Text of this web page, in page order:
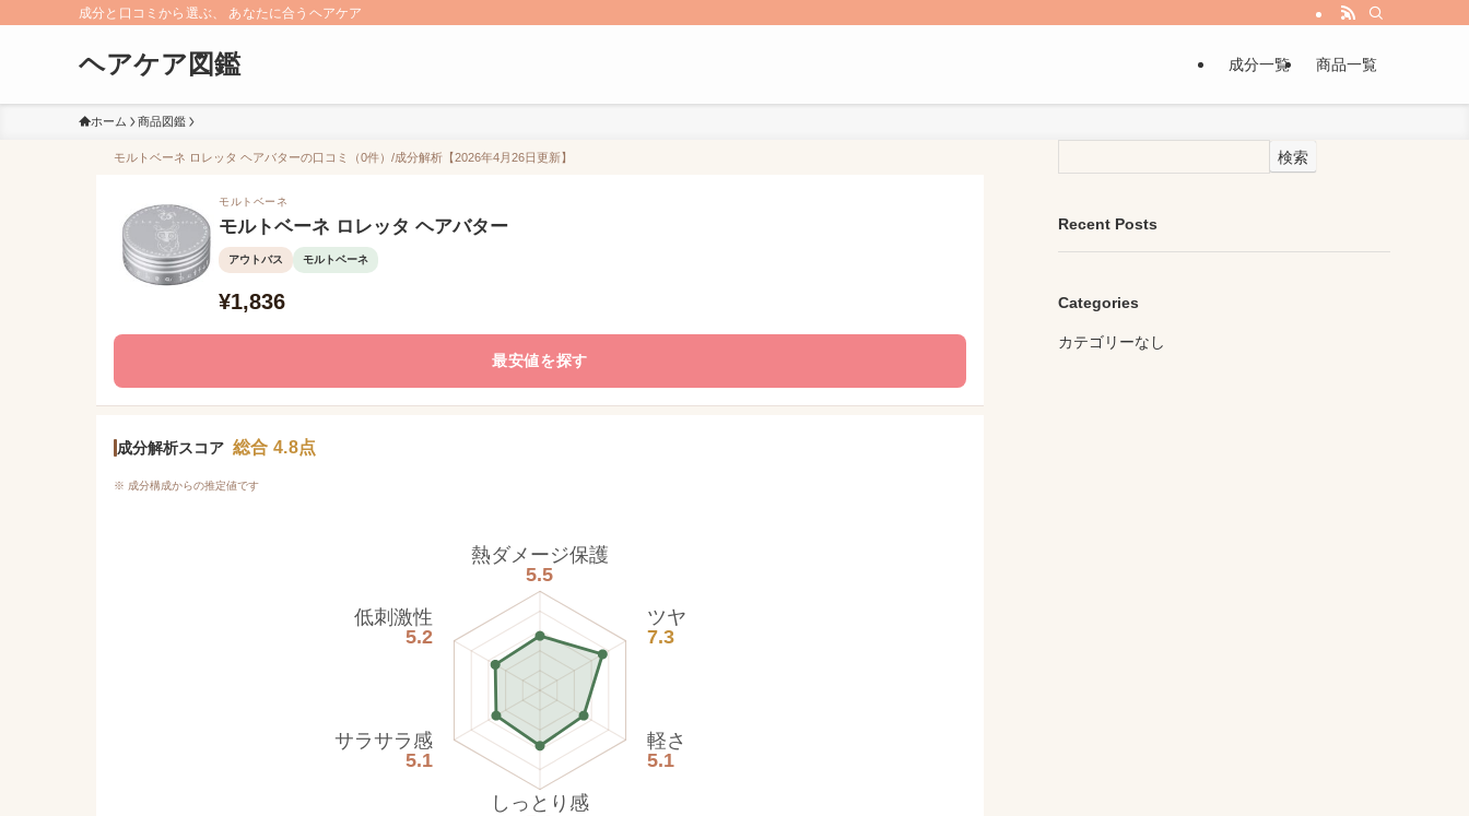
成分と口コミから選ぶ、 あなたに合うヘアケア
ヘアケア図鑑 成分一覧 商品一覧
ホーム 商品図鑑
モルトベーネ ロレッタ ヘアバターの口コミ（0件）/成分解析【2026年4月26日更新】
モルトベーネ
モルトベーネ ロレッタ ヘアバター
アウトバス モルトベーネ
¥1,836
最安値を探す
成分解析スコア 総合 4.8点
※ 成分構成からの推定値です
熱ダメージ保護
5.5
ツヤ
7.3
軽さ
5.1
しっとり感
サラサラ感
5.1
低刺激性
5.2
検索
Recent Posts
Categories
カテゴリーなし